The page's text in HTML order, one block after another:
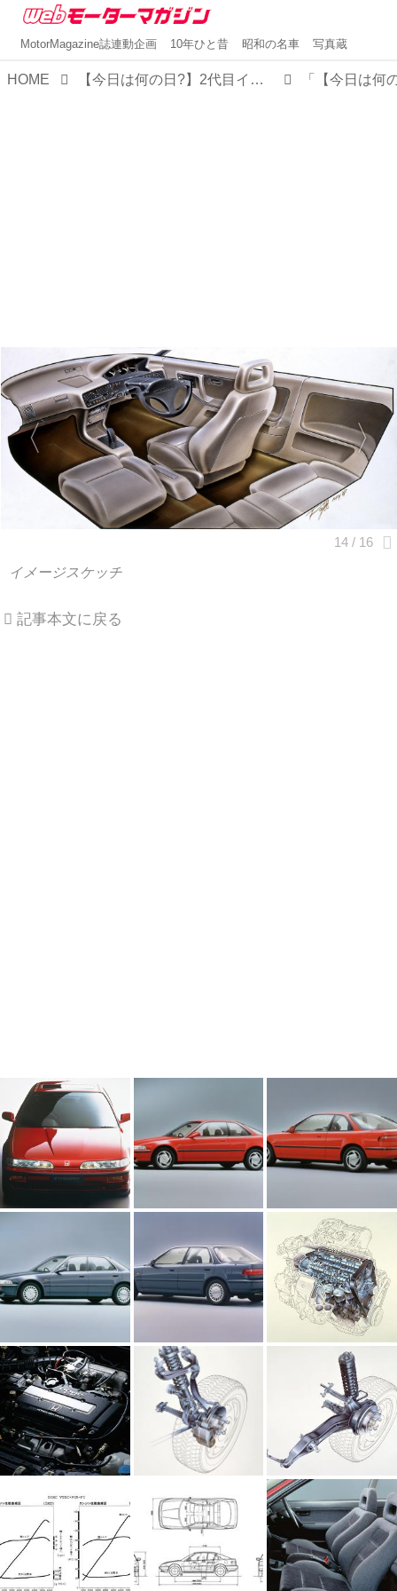
MotorMagazine誌連動企画 10年ひと昔 昭和の名車 写真蔵
HOME 【今日は何の日?】2代目インテグラ発表 「マイケルJフォックスのCMも話題となったカッコインテグラ」30年前 1989年4月19日
イメージスケッチ
記事本文に戻る